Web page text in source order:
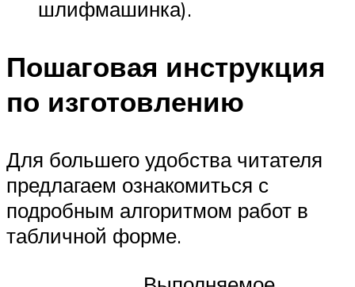
шлифмашинка).
Пошаговая инструкция
по изготовлению
Для большего удобства читателя
предлагаем ознакомиться с
подробным алгоритмом работ в
табличной форме.